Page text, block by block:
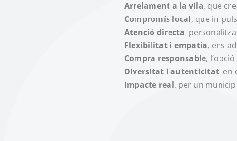
Arrelament a la vila, que
Compromís local, que
Atenció directa,
Flexibilitat i empatia, ens
Compra responsable,
Diversitat i autenticitat, en
Impacte real, per un